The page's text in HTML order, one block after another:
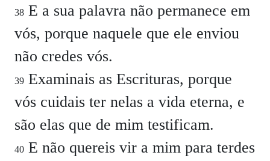
38 E a sua palavra não permanece em
vós, porque naquele que ele enviou
não credes vós.
39 Examinais as Escrituras, porque
vós cuidais ter nelas a vida eterna, e
são elas que de mim testificam.
40 E não quereis vir a mim para terdes